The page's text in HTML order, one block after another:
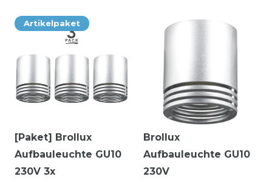
Artikelpaket
[Paket] Brollux
Aufbauleuchte GU10
230V 3x
Brollux
Aufbauleuchte GU10
230V